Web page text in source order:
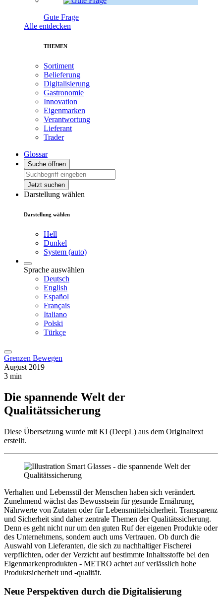
Gute Frage
Alle entdecken
THEMEN
Sortiment
Belieferung
Digitalisierung
Gastronomie
Innovation
Eigenmarken
Verantwortung
Lieferant
Trader
Glossar
Suche öffnen
Jetzt suchen
Darstellung wählen
Darstellung wählen
Hell
Dunkel
System (auto)
Sprache auswählen
Deutsch
English
Español
Français
Italiano
Polski
Türkçe
Grenzen Bewegen
August 2019
3 min
Die spannende Welt der
Qualitätssicherung
Diese Übersetzung wurde mit KI (DeepL) aus dem Originaltext
erstellt.
Verhalten und Lebensstil der Menschen haben sich verändert.
Zunehmend wächst das Bewusstsein für gesunde Ernährung,
Nährwerte von Zutaten oder für Lebensmittelsicherheit. Transparenz
und Sicherheit sind daher zentrale Themen der Qualitätssicherung.
Denn es geht nicht nur um den guten Ruf der eigenen Produkte oder
des Unternehmens, sondern auch ums Vertrauen. Ob durch die
Auswahl von Lieferanten, die sich zu nachhaltiger Fischerei
verpflichten, oder der Verzicht auf bestimmte Inhaltsstoffe bei den
Eigenmarkenprodukten - METRO achtet auf verlässlich hohe
Produktsicherheit und -qualität.
Neue Perspektiven durch die Digitalisierung